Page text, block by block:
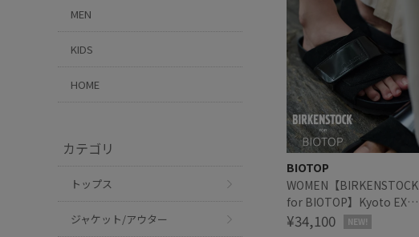
MEN
KIDS
HOME
カテゴリ
トップス
ジャケット/アウター
BIOTOP
WOMEN【BIRKENSTOCK
for BIOTOP】Kyoto EXQ
LEVE/LENA HS
¥34,100 NEW!